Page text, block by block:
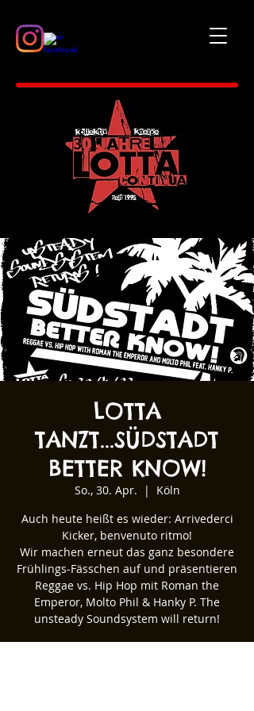
LOTTA
TANZT...SÜDSTADT
BETTER KNOW!
So., 30. Apr.
  |
Köln
Auch heute heißt es wieder: Arrivederci
Kicker, benvenuto ritmo!
Wir machen erneut das ganz besondere
Frühlings-Fässchen auf und präsentieren
Reggae vs. Hip Hop mit Roman the
Emperor, Molto Phil & Hanky P. The
unsteady Soundsystem will return!